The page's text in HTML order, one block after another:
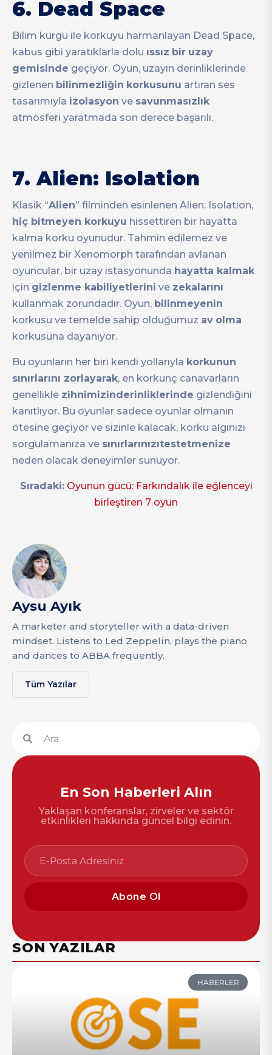
6. Dead Space
Bilim kurgu ile korkuyu harmanlayan Dead Space,
kabus gibi yaratıklarla dolu ıssız bir uzay
gemisinde geçiyor. Oyun, uzayın derinliklerinde
gizlenen bilinmezliğin korkusunu artıran ses
tasarımıyla izolasyon ve savunmasızlık
atmosferi yaratmada son derece başarılı.
7.Alien: Isolation
Klasik “Alien” filminden esinlenen Alien: Isolation,
hiç bitmeyen korkuyu hissettiren bir hayatta
kalma korku oyunudur. Tahmin edilemez ve
yenilmez bir Xenomorph tarafından avlanan
oyuncular, bir uzay istasyonunda hayatta kalmak
için gizlenme kabiliyetlerini ve zekalarını
kullanmak zorundadır. Oyun, bilinmeyenin
korkusu ve temelde sahip olduğumuz av olma
korkusuna dayanıyor.
Bu oyunların her biri kendi yollarıyla korkunun
sınırlarını zorlayarak, en korkunç canavarların
genellikle zihnimizinderinliklerinde gizlendiğini
kanıtlıyor. Bu oyunlar sadece oyunlar olmanın
ötesine geçiyor ve sizinle kalacak, korku algınızı
sorgulamanıza ve sınırlarınızıtestetmenize
neden olacak deneyimler sunuyor.
Sıradaki: Oyunun gücü: Farkındalık ile eğlenceyi
birleştiren 7 oyun
Aysu Ayık
A marketer and storyteller with a data-driven
mindset. Listens to Led Zeppelin, plays the piano
and dances to ABBA frequently.
Tüm Yazılar
En Son Haberleri Alın
Yaklaşan konferanslar, zirveler ve sektör
etkinlikleri hakkında güncel bilgi edinin.
Abone Ol
SON YAZILAR
HABERLER